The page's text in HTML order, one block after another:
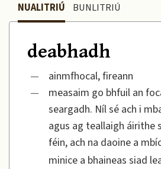
NUALITRIÚ BUNLITRIÚ
deabhadh
—
ainmfhocal, fireann
—
measaim go bhfuil an
seargadh. Níl sé ach i
agus ag teallaigh áirithe
féin, ach na daoine a
minice a bhaineas siad